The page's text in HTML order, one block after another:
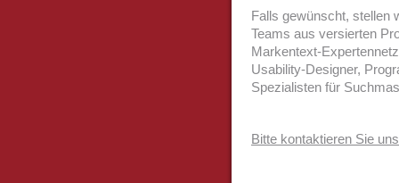
Falls gewünscht, stellen
Teams aus versierten
Markentext-
Usability-Designer,
Spezialisten für
Bitte kontaktieren Sie